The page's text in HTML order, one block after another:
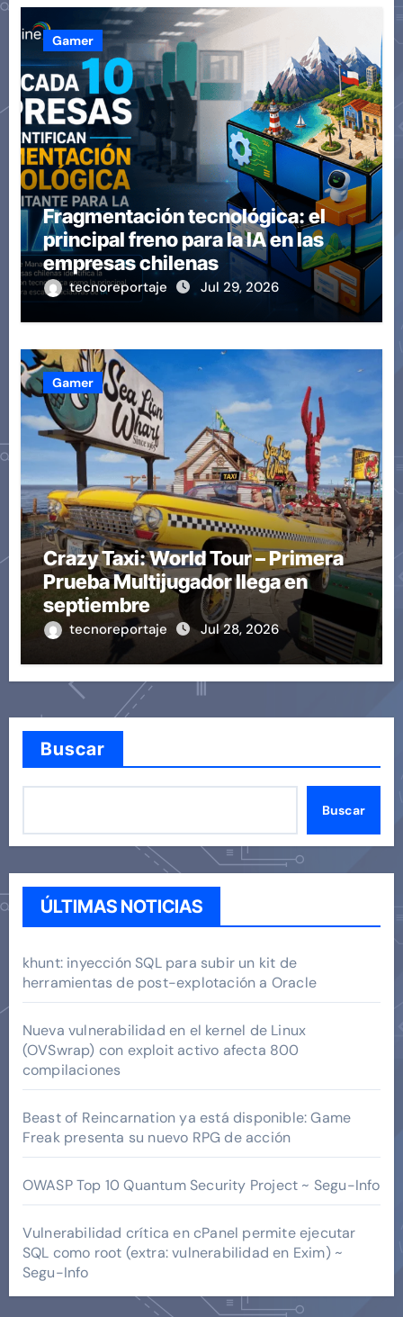
Gamer
Fragmentación tecnológica: el
principal freno para la IA en las
empresas chilenas
tecnoreportaje Jul 29, 2026
Gamer
Crazy Taxi: World Tour – Primera
Prueba Multijugador llega en
septiembre
tecnoreportaje Jul 28, 2026
Buscar
Buscar
ÚLTIMAS NOTICIAS
khunt: inyección SQL para subir un kit de
herramientas de post-explotación a Oracle
Nueva vulnerabilidad en el kernel de Linux
(OVSwrap) con exploit activo afecta 800
compilaciones
Beast of Reincarnation ya está disponible: Game
Freak presenta su nuevo RPG de acción
OWASP Top 10 Quantum Security Project ~ Segu-Info
Vulnerabilidad crítica en cPanel permite ejecutar
SQL como root (extra: vulnerabilidad en Exim) ~
Segu-Info